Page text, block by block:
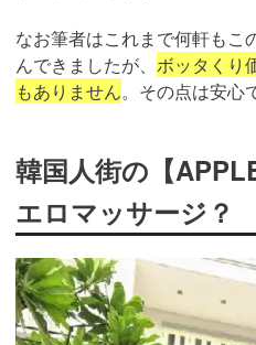
なお筆者はこれまで何軒もこ
んできましたが、 ボッタくり
もありません。その点は安心
韓国人街の【
エロマッサージ？